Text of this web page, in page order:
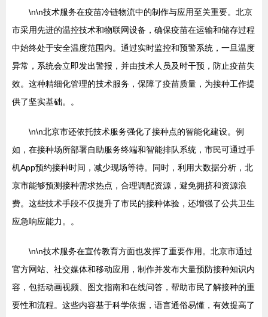
\n\n技术服务在疫苗冷链物流中的制作与应用至关重要。北京
市采用先进的温控技术和物联网设备，确保疫苗在运输和储存过程
中始终处于安全温度范围内。通过实时监控和预警系统，一旦温度
异常，系统会立即发出警报，并由技术人员及时干预，防止疫苗失
效。这种精细化管理的技术服务，保障了疫苗质量，为接种工作提
供了坚实基础。。
\n\n北京市还依托技术服务强化了接种点的智能化建设。例
如，在接种场所部署自助服务终端和智能排队系统，市民可通过手
机App预约接种时间，减少现场等待。同时，利用大数据分析，北
京市能够预测接种需求热点，合理调配资源，避免拥挤和资源浪
费。这些技术手段不仅提升了市民的接种体验，还增强了公共卫生
应急响应能力。。
\n\n技术服务在宣传教育方面也发挥了重要作用。北京市通过
官方网站、社交媒体和移动应用，制作并发布大量预防接种知识内
容，包括动画视频、图文指南和在线问答，帮助市民了解接种的重
要性和流程。这些内容基于科学依据，语言通俗易懂，有效提高了